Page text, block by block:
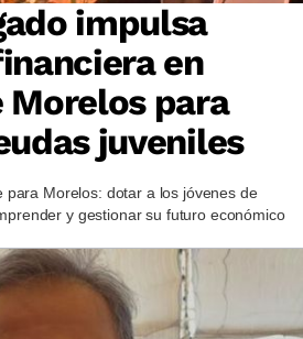
impulsa
en
Morelos para
juveniles
para Morelos: dotar a los jóvenes de
y gestionar su futuro económico